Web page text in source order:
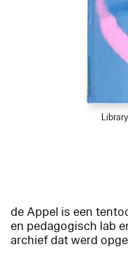
de Appel is een
en pedagogisch lab
archief dat werd